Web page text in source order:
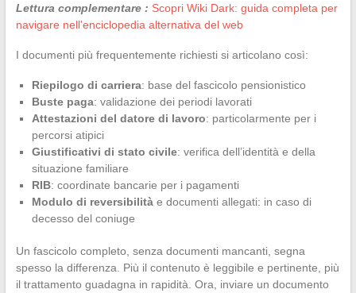
Lettura complementare : Scopri Wiki Dark: guida completa per
navigare nell'enciclopedia alternativa del web
I documenti più frequentemente richiesti si articolano così:
Riepilogo di carriera: base del fascicolo pensionistico
Buste paga: validazione dei periodi lavorati
Attestazioni del datore di lavoro: particolarmente per i
percorsi atipici
Giustificativi di stato civile: verifica dell’identità e della
situazione familiare
RIB: coordinate bancarie per i pagamenti
Modulo di reversibilitàe documenti allegati: in caso di
decesso del coniuge
Un fascicolo completo, senza documenti mancanti, segna
spesso la differenza. Più il contenuto è leggibile e pertinente, più
il trattamento guadagna in rapidità. Ora, inviare un documento